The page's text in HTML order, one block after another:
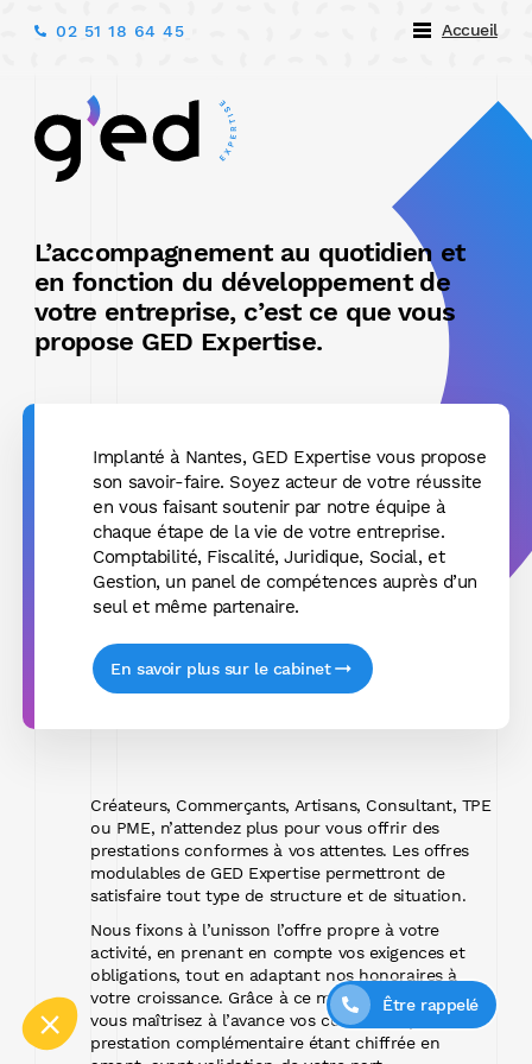
02 51 18 64 45 Accueil
L’accompagnement au quotidien et
en fonction du développement de
votre entreprise, c’est ce que vous
propose GED Expertise.
Implanté à Nantes, GED Expertise vous propose
son savoir-faire. Soyez acteur de votre réussite
en vous faisant soutenir par notre équipe à
chaque étape de la vie de votre entreprise.
Comptabilité, Fiscalité, Juridique, Social, et
Gestion, un panel de compétences auprès d’un
seul et même partenaire.
En savoir plus sur le cabinet
Créateurs, Commerçants, Artisans, Consultant, TPE
ou PME, n’attendez plus pour vous offrir des
prestations conformes à vos attentes. Les offres
modulables de GED Expertise permettront de
satisfaire tout type de structure et de situation.
Nous fixons à l’unisson l’offre propre à votre
activité, en prenant en compte vos exigences et
obligations, tout en adaptant nos honoraires à
votre croissance. Grâce à ce mode de facturation,
vous maîtrisez à l’avance vos coûts, chaque
prestation complémentaire étant chiffrée en
Être rappelé
que le contenu de ce site vous
déranger, mais on aimerait bien vous
certifiés par
Je choisis OK pour moi